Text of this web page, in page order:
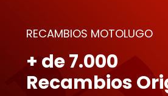
RECAMBIOS MOTOLUGO
+ de 7.000
Recambios